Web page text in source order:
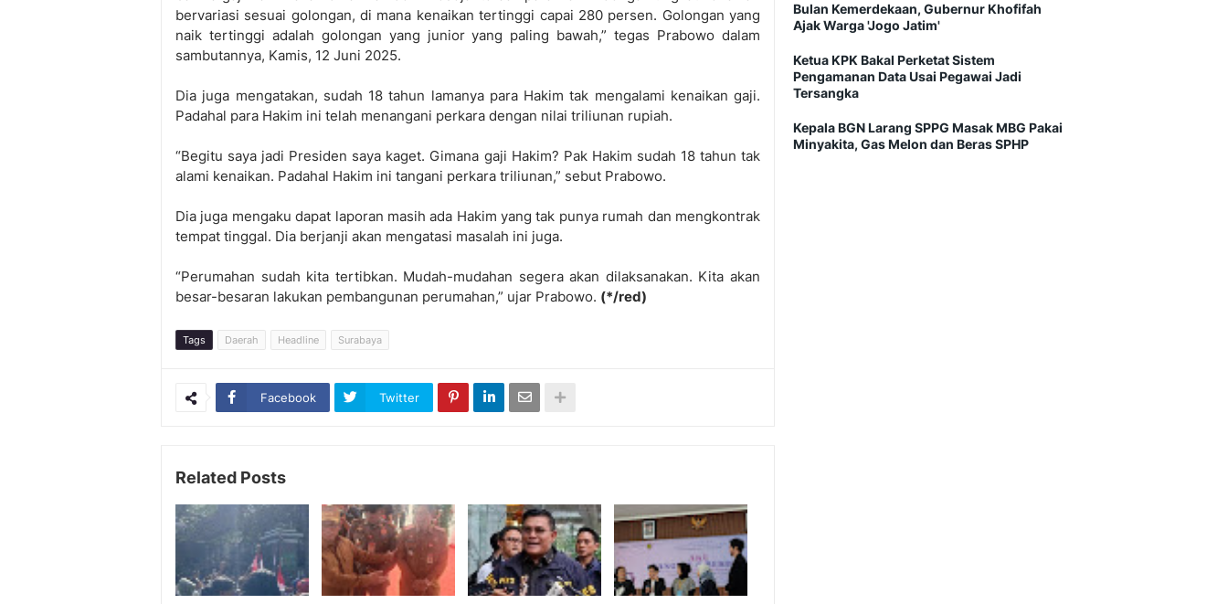
bervariasi sesuai golongan, di mana kenaikan tertinggi capai 280 persen. Golongan yang
naik tertinggi adalah golongan yang junior yang paling bawah,” tegas Prabowo dalam
sambutannya, Kamis, 12 Juni 2025.
Dia juga mengatakan, sudah 18 tahun lamanya para Hakim tak mengalami kenaikan gaji.
Padahal para Hakim ini telah menangani perkara dengan nilai triliunan rupiah.
“Begitu saya jadi Presiden saya kaget. Gimana gaji Hakim? Pak Hakim sudah 18 tahun tak
alami kenaikan. Padahal Hakim ini tangani perkara triliunan,” sebut Prabowo.
Dia juga mengaku dapat laporan masih ada Hakim yang tak punya rumah dan mengkontrak
tempat tinggal. Dia berjanji akan mengatasi masalah ini juga.
“Perumahan sudah kita tertibkan. Mudah-mudahan segera akan dilaksanakan. Kita akan
besar-besaran lakukan pembangunan perumahan,” ujar Prabowo. (*/red)
Tags Daerah Headline Surabaya
Facebook Twitter
Related Posts
Bulan Kemerdekaan, Gubernur Khofifah
Ajak Warga 'Jogo Jatim'
Ketua KPK Bakal Perketat Sistem
Pengamanan Data Usai Pegawai Jadi
Tersangka
Kepala BGN Larang SPPG Masak MBG Pakai
Minyakita, Gas Melon dan Beras SPHP